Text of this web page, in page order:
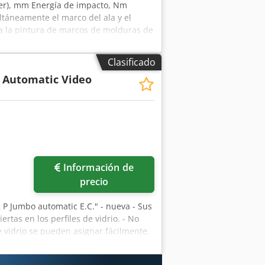
mm Energía de impacto, Nm
el marco del ala y el
la pintura de marcos de molduras de
500 mm, altura de trabajo,
de vidrio, se coloca 1 clip en cada
sobresalgan aproximadamente 35
efecto de sujeción. Para la pintura,
del ala. Después del secado o antes
al ras del ala y solo se
Estructura de soporte
de marcos de compensación para
a petición, más embalaje y
unidades Crodpfx Aoxpi Efoi Njf
la pintura al final del vídeo
Clasificado
Automatic Video
precio
Jumbo automatic E.C." - nueva - Sus
en los perfiles de vidrio. - No
se pueden asignar fácilmente.
aplicar grapas en marcos de
dispositivo angular, sistema de